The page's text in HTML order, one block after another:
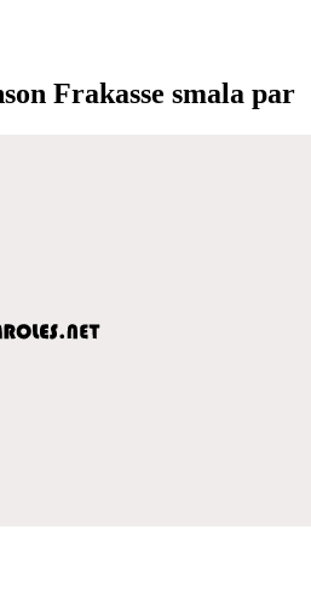
Frakasse smala par